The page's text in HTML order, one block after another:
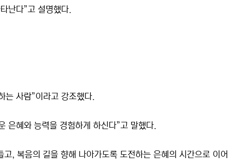
난다”고 설명했다.
는 사람”이라고 강조했다.
은혜와 능력을 경험하게 하신다”고 말했다.
, 복음의 길을 향해 나아가도록 도전하는 은혜의 시간으로 이어